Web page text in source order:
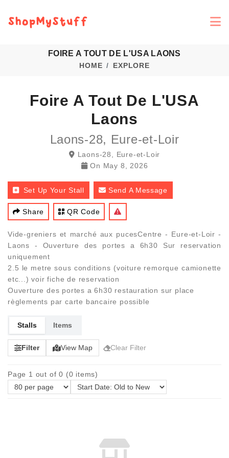
FOIRE A TOUT DE L'USA LAONS
HOME EXPLORE
Foire A Tout De L'USA
Laons
Laons-28, Eure-et-Loir
Laons-28, Eure-et-Loir
On May 8, 2026
Set Up Your Stall Send A Message
Share QR Code
Vide-greniers et marché aux pucesCentre - Eure-et-Loir -
Laons - Ouverture des portes a 6h30 Sur reservation
uniquement
2.5 le metre sous conditions (voiture remorque camionette
etc...) voir fiche de reservation
Ouverture des portes a 6h30 restauration sur place
règlements par carte bancaire possible
Stalls Items
Filter View Map Clear Filter
Page 1 out of 0 (0 items)